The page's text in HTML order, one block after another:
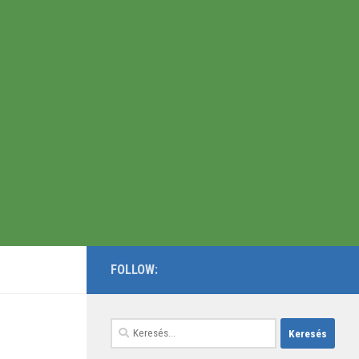
FOLLOW:
Keresés: